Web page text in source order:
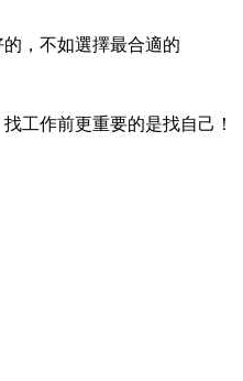
，不如選擇最合適的
工作前更重要的是找自己！